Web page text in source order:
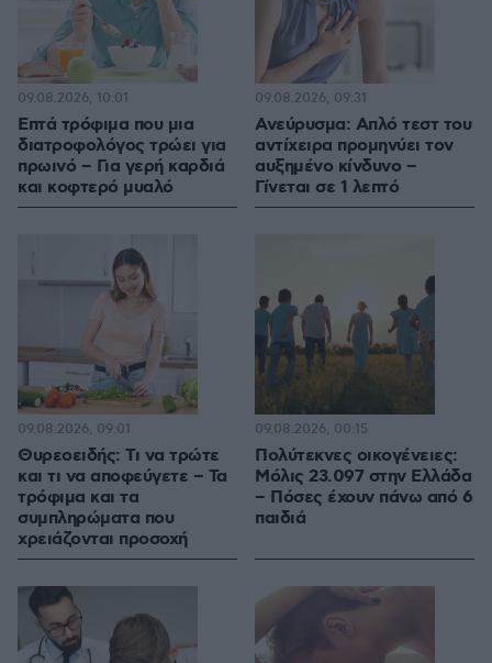
Επτά τρόφιμα που μια
διατροφολόγος τρώει για
πρωινό – Για γερή καρδιά
και κοφτερό μυαλό
09.08.2026, 10:01
Ανεύρυσμα: Απλό τεστ του
αντίχειρα προμηνύει τον
αυξημένο κίνδυνο –
Γίνεται σε 1 λεπτό
09.08.2026, 09:31
Θυρεοειδής: Τι να τρώτε
και τι να αποφεύγετε – Τα
τρόφιμα και τα
συμπληρώματα που
χρειάζονται προσοχή
09.08.2026, 09:01
Πολύτεκνες οικογένειες:
Μόλις 23.097 στην Ελλάδα
– Πόσες έχουν πάνω από 6
παιδιά
09.08.2026, 00:15